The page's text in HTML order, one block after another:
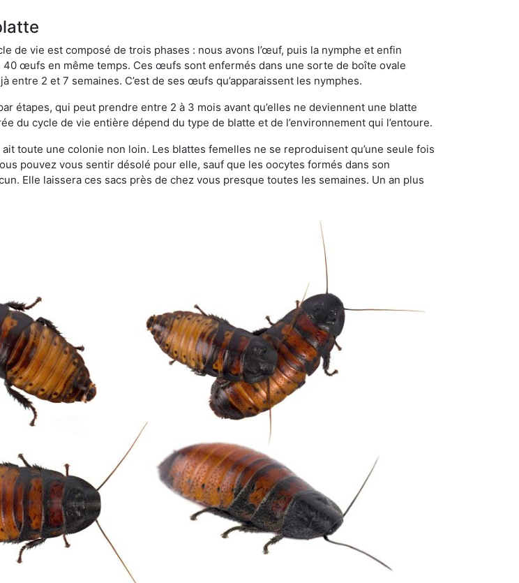
de vie est composé de trois phases : nous avons l’œuf, puis la nymphe et enfin
40 œufs en même temps. Ces œufs sont enfermés dans une sorte de boîte ovale
2 et 7 semaines. C’est de ses œufs qu’apparaissent les nymphes.
étapes, qui peut prendre entre 2 à 3 mois avant qu’elles ne deviennent une blatte
du cycle de vie entière dépend du type de blatte et de l’environnement qui l’entoure.
toute une colonie non loin. Les blattes femelles ne se reproduisent qu’une seule fois
pouvez vous sentir désolé pour elle, sauf que les oocytes formés dans son
Elle laissera ces sacs près de chez vous presque toutes les semaines. Un an plus